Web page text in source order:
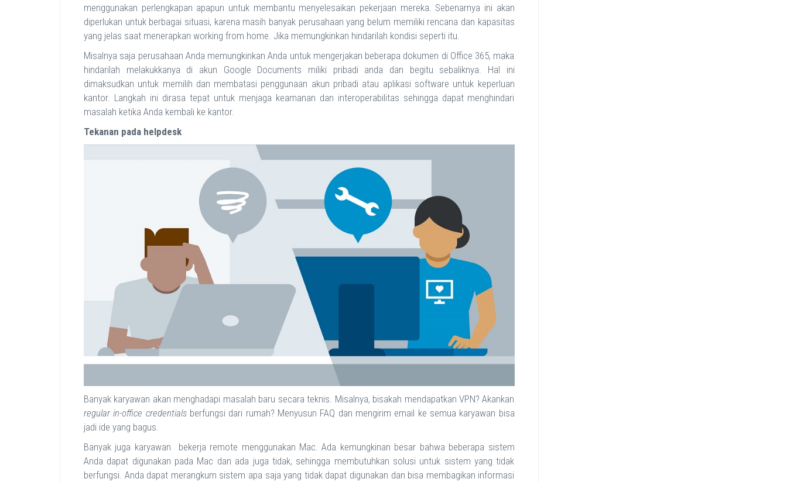
menggunakan perlengkapan apapun untuk membantu menyelesaikan pekerjaan mereka. Sebenarnya ini akan
diperlukan untuk berbagai situasi, karena masih banyak perusahaan yang belum memiliki rencana dan kapasitas
yang jelas saat menerapkan working from home. Jika memungkinkan hindarilah kondisi seperti itu.
Misalnya saja perusahaan Anda memungkinkan Anda untuk mengerjakan beberapa dokumen di Office 365, maka
hindarilah melakukkanya di akun Google Documents miliki pribadi anda dan begitu sebaliknya. Hal ini
dimaksudkan untuk memilih dan membatasi penggunaan akun pribadi atau aplikasi software untuk keperluan
kantor. Langkah ini dirasa tepat untuk menjaga keamanan dan interoperabilitas sehingga dapat menghindari
masalah ketika Anda kembali ke kantor.
Tekanan pada helpdesk
Banyak karyawan akan menghadapi masalah baru secara teknis. Misalnya, bisakah mendapatkan VPN? Akankan
regular in-office credentialsberfungsi dari rumah? Menyusun FAQ dan mengirim email ke semua karyawan bisa
jadi ide yang bagus.
Banyak juga karyawan bekerja remote menggunakan Mac. Ada kemungkinan besar bahwa beberapa sistem
Anda dapat digunakan pada Mac dan ada juga tidak, sehingga membutuhkan solusi untuk sistem yang tidak
berfungsi. Anda dapat merangkum sistem apa saja yang tidak dapat digunakan dan bisa membagikan informasi